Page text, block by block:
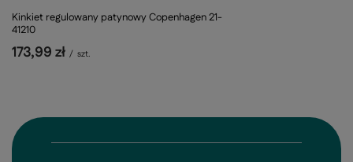
Kinkiet regulowany patynowy Copenhagen 21-
41210
173,99 zł / szt.